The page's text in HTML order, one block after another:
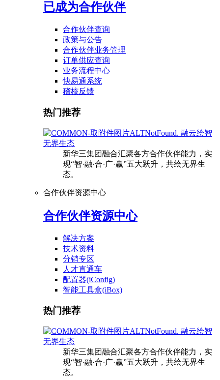
已成为合作伙伴
合作伙伴查询
政策与公告
合作伙伴业务管理
订单供应查询
业务流程中心
快易通系统
稽核反馈
热门推荐
融云绘智
无界生态
新华三集团融合汇聚各方合作伙伴能力，实
现“智·融·合·广·赢”五大跃升，共绘无界生
态。
合作伙伴资源中心
合作伙伴资源中心
解决方案
技术资料
分销专区
人才直通车
配置器(iConfig)
智能工具盒(iBox)
热门推荐
融云绘智
无界生态
新华三集团融合汇聚各方合作伙伴能力，实
现“智·融·合·广·赢”五大跃升，共绘无界生
态。